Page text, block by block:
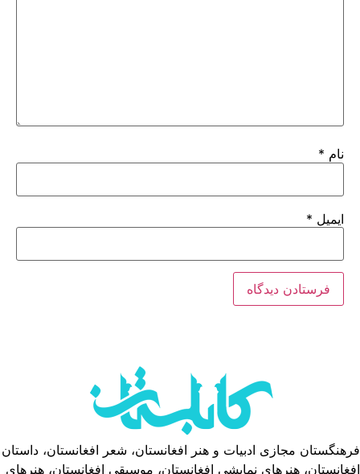
نام *
ایمیل *
فرهنگستان مجازی ادبیات و هنر افغانستان، شعر افغانستان، داستان
افغانستان، هنرهای نمایشی افغانستان، موسیقی افغانستان، هنرهای